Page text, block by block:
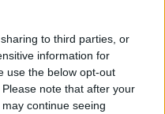
to third parties, or
information for
use the below opt-out
note that after your
continue seeing
a uspáva ju rieka.
bývanie, ktoré vyzerá